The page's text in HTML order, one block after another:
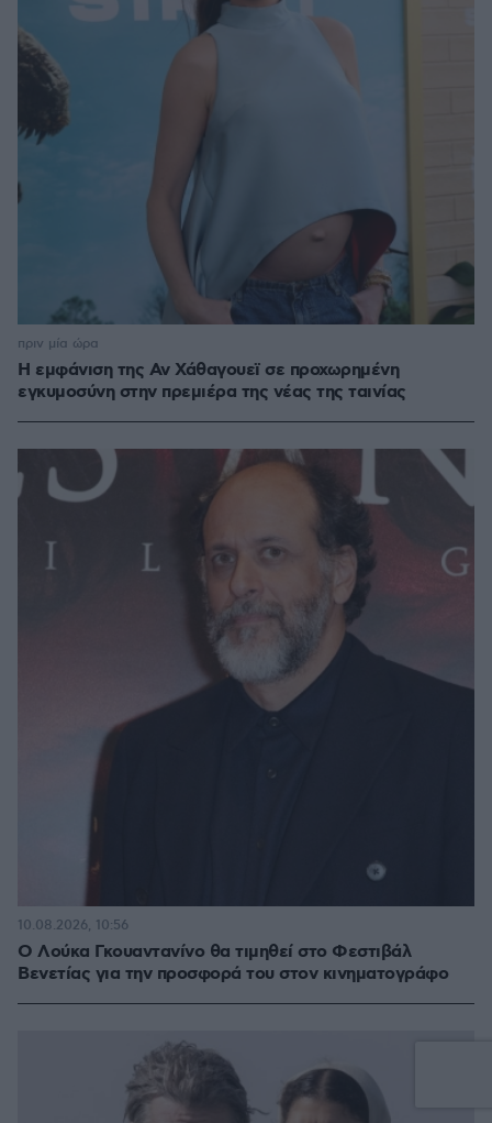
Η εμφάνιση της Αν Χάθαγουεϊ σε προχωρημένη
εγκυμοσύνη στην πρεμιέρα της νέας της ταινίας
πριν μία ώρα
Ο Λούκα Γκουαντανίνο θα τιμηθεί στο Φεστιβάλ
Βενετίας για την προσφορά του στον κινηματογράφο
10.08.2026, 10:56